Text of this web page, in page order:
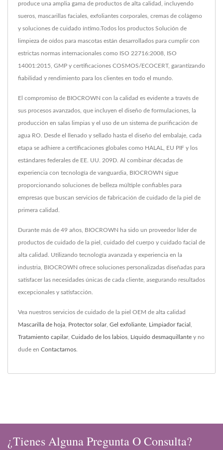
produce una amplia gama de productos de alta calidad, incluyendo
sueros, mascarillas faciales, exfoliantes corporales, cremas de colágeno
y soluciones de cuidado íntimo.Todos los productos Solución de
limpieza de oídos para mascotas están desarrollados para cumplir con
estrictas normas internacionales como ISO 22716:2008, ISO
14001:2015, GMP y certificaciones COSMOS/ECOCERT, garantizando
fiabilidad y rendimiento para los clientes en todo el mundo.
El compromiso de BIOCROWN con la calidad es evidente a través de
sus procesos avanzados, que incluyen el diseño de formulaciones, la
producción en salas limpias y el uso de un sistema de purificación de
agua RO. Desde el llenado y sellado hasta el diseño del embalaje, cada
etapa se adhiere a certificaciones globales como HALAL, EU PIF y los
estándares federales de EE. UU. 209D. Al combinar décadas de
experiencia con tecnología de vanguardia, BIOCROWN sigue
proporcionando soluciones de belleza múltiple confiables para
empresas que buscan servicios de fabricación de cuidado de la piel de
primera calidad.
Durante más de 49 años, BIOCROWN ha sido un proveedor líder de
productos de cuidado de la piel, cuidado del cuerpo y cuidado facial de
alta calidad. Utilizando tecnología avanzada y experiencia en la
industria, BIOCROWN ofrece soluciones personalizadas diseñadas para
satisfacer las necesidades únicas de cada cliente, asegurando resultados
excepcionales y satisfacción.
Vea nuestros servicios de cuidado de la piel OEM de alta calidad
Mascarilla de hoja Protector solar, Gel exfoliante Limpiador facial
Tratamiento capilar, Cuidado de los labios Líquido desmaquillante y no
dude en Contactarnos
¿Tienes Alguna Pregunta O Consulta?